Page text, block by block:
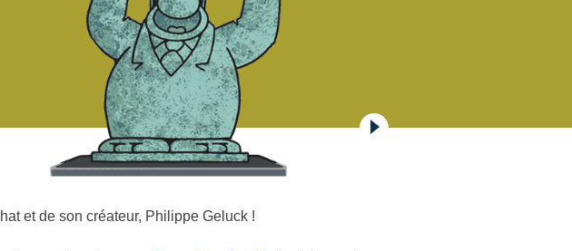
et de son créateur, Philippe Geluck !